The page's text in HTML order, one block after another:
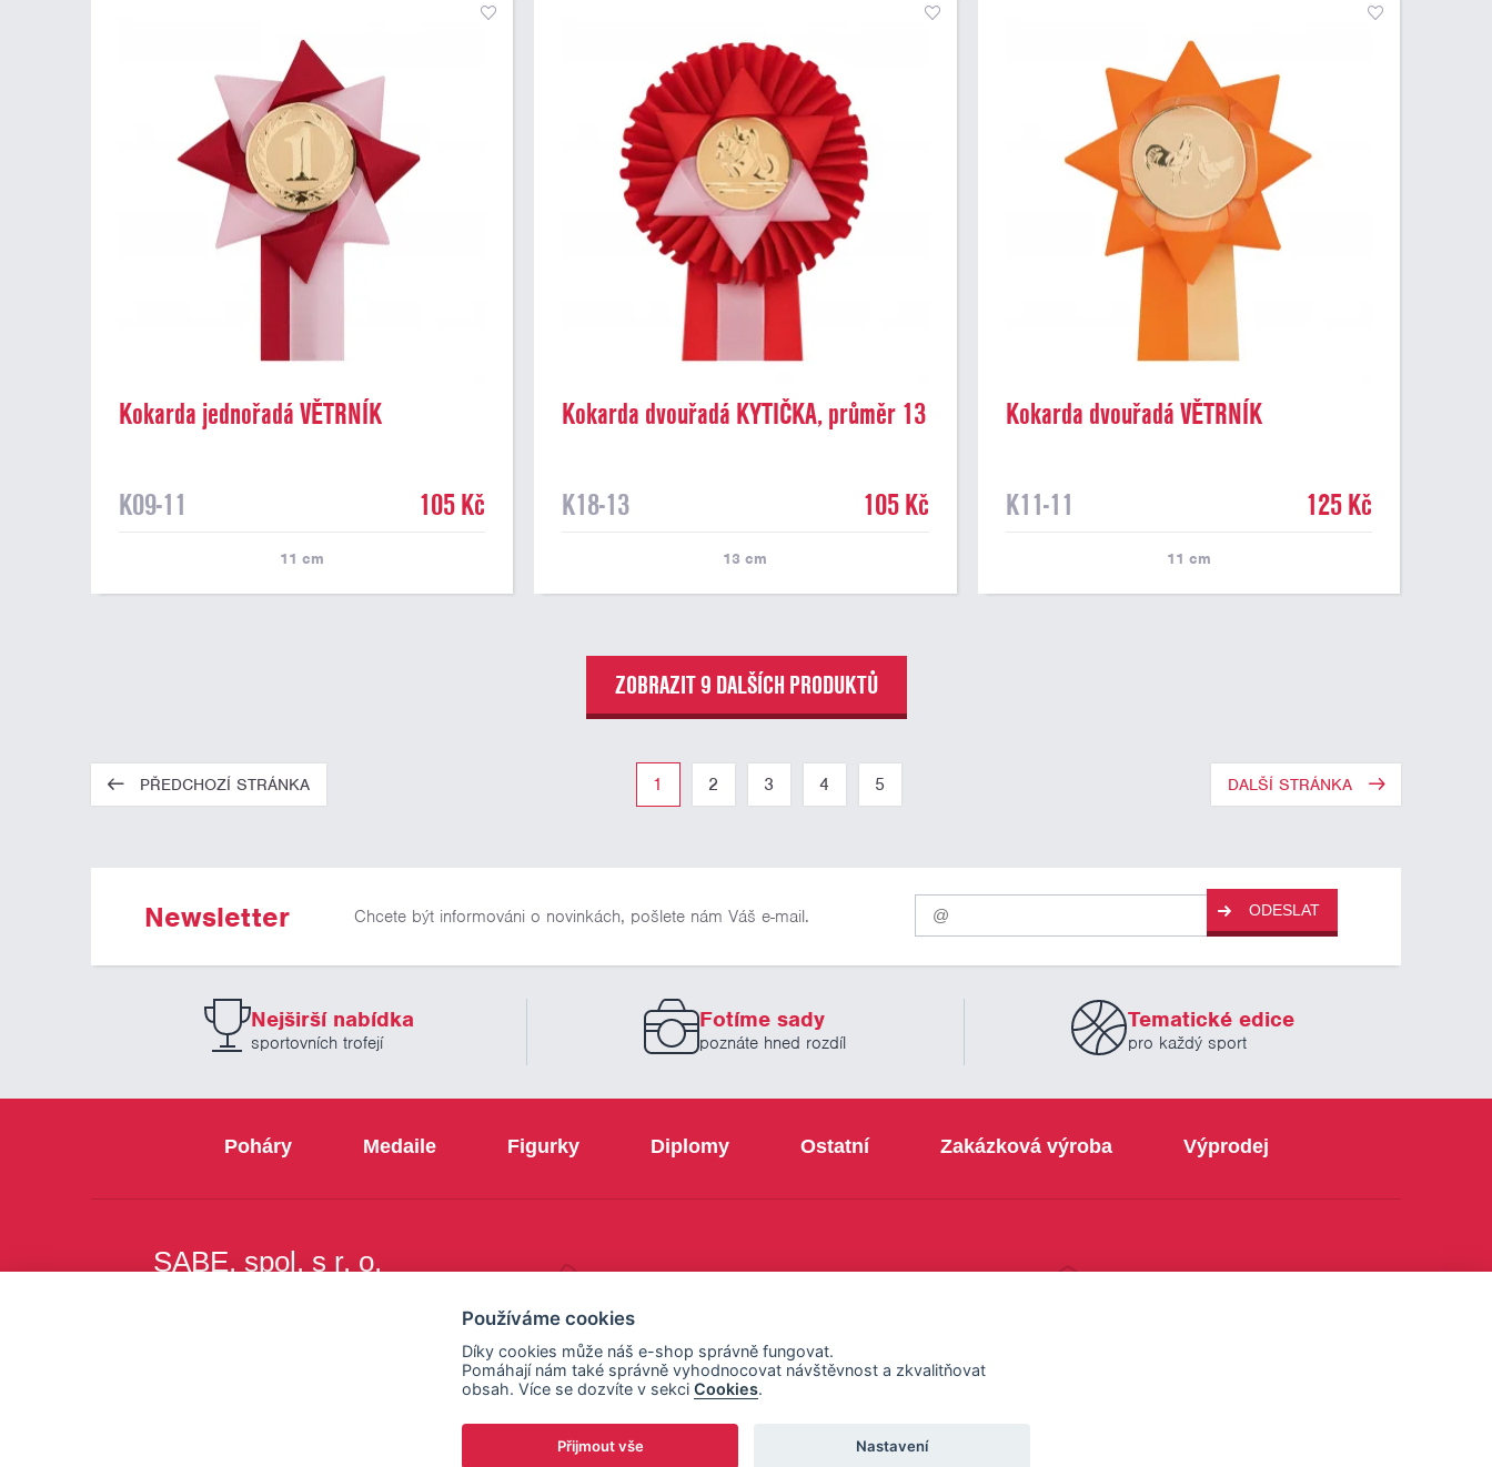
Kokarda jednořadá VĚTRNÍK
K09-11
105 Kč
11 cm
Kokarda dvouřadá KYTIČKA, průměr 13
K18-13
105 Kč
13 cm
Kokarda dvouřadá VĚTRNÍK
K11-11
125 Kč
11 cm
ZOBRAZIT 9 DALŠÍCH PRODUKTŮ
PŘEDCHOZÍ STRÁNKA 1 2 3 4 5 DALŠÍ STRÁNKA
Newsletter Chcete být informováni o novinkách, pošlete nám Váš e-mail.
Pro
odběr
našich
novinek
ODESLAT
Nejširší nabídka
sportovních trofejí
Fotíme sady
poznáte hned rozdíl
Tematické edice
pro každý sport
Poháry Medaile Figurky Diplomy Ostatní Zakázková výroba Výprodej
SABE, spol. s r. o.
nastavení cookies
Používáme cookies
Díky cookies může náš e-shop správně fungovat.
Pomáhají nám také správně vyhodnocovat návštěvnost a zkvalitňovat
obsah. Více se dozvíte v sekci Cookies.
Přijmout vše Nastavení